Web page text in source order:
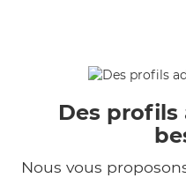
Des profils
Nous vous